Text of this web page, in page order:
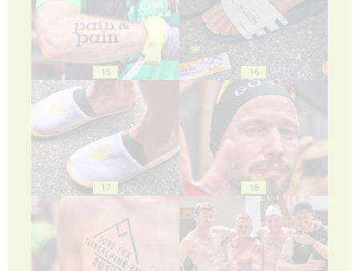
15 16
17 18